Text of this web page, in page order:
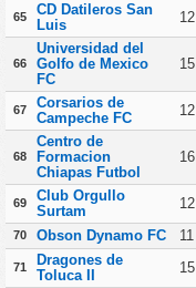
65
CD Datileros San
Luis
12
66
Universidad del
Golfo de Mexico
FC
15
67
Corsarios de
Campeche FC
12
68
Centro de
Formacion
Chiapas Futbol
16
69
Club Orgullo
Surtam
12
70 Obson Dynamo FC 11
71
Dragones de
Toluca II
15